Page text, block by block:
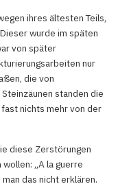
ihres ältesten Teils,
wurde im späten
von später
nur
die von
standen die
nichts mehr von der
diese Zerstörungen
„A la guerre
das nicht erklären.